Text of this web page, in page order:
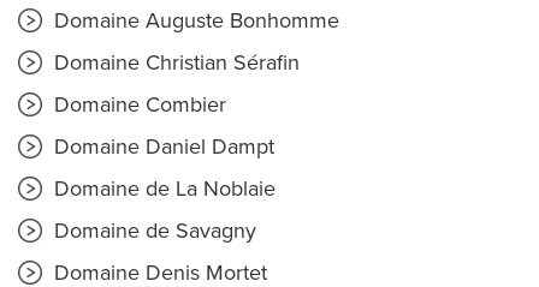
Domaine Auguste Bonhomme
Domaine Christian Sérafin
Domaine Combier
Domaine Daniel Dampt
Domaine de La Noblaie
Domaine de Savagny
Domaine Denis Mortet